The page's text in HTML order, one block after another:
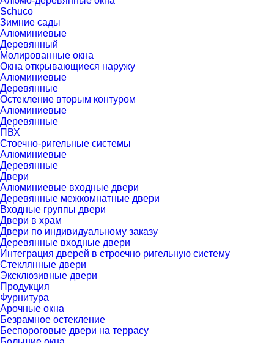
Schuco
Зимние сады
Алюминиевые
Деревянный
Молированные окна
Окна открывающиеся наружу
Алюминиевые
Деревянные
Остекление вторым контуром
Алюминиевые
Деревянные
ПВХ
Стоечно-ригельные системы
Алюминиевые
Деревянные
Двери
Алюминиевые входные двери
Деревянные межкомнатные двери
Входные группы двери
Двери в храм
Двери по индивидуальному заказу
Деревянные входные двери
Интеграция дверей в строечно ригельную систему
Стеклянные двери
Эксклюзивные двери
Продукция
Фурнитура
Арочные окна
Безрамное остекление
Беспороговые двери на террасу